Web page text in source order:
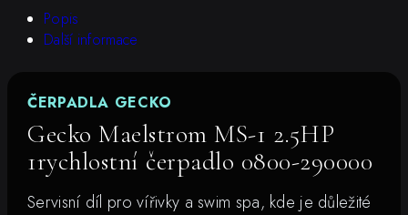
290000
množství
Popis
Další informace
ČERPADLA GECKO
Gecko Maelstrom MS-1 2.5HP
1rychlostní čerpadlo 0800-290000
Servisní díl pro vířivky a swim spa, kde je důležité